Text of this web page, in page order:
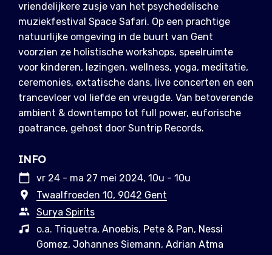
vriendelijkere zusje van het psychedelische
muziekfestival Space Safari. Op een prachtige
natuurlijke omgeving in de buurt van Gent
voorzien ze holistische workshops, speelruimte
voor kinderen, lezingen, wellness, yoga, meditatie,
ceremonies, extatische dans, live concerten en een
trancevloer vol liefde en vreugde. Van betoverende
ambient & downtempo tot full power, euforische
goatrance, gehost door Suntrip Records.
INFO
vr 24 - ma 27 mei 2024, 10u - 10u
Twaalfroeden 10, 9042 Gent
Surya Spirits
o.a. Triquetra, Anoebis, Pete & Pan, Nessi
Gomez, Johannes Siemann, Adrian Atma